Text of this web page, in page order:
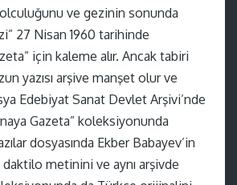
ve gezinin sonunda
27 Nisan 1960 tarihinde
için kaleme alır. Ancak tabiri
yazısı arşive manşet olur ve
Edebiyat Sanat Devlet Arşivi’nde
Gazeta” koleksiyonunda
dosyasında Ekber Babayev’in
metinini ve aynı arşivde